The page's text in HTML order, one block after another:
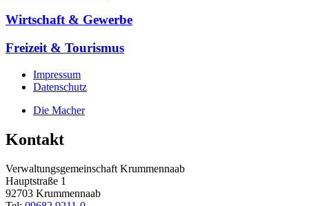
Wirtschaft & Gewerbe
Freizeit & Tourismus
Impressum
Datenschutz
Die Macher
Kontakt
Verwaltungsgemeinschaft Krummennaab
Hauptstraße 1
92703 Krummennaab